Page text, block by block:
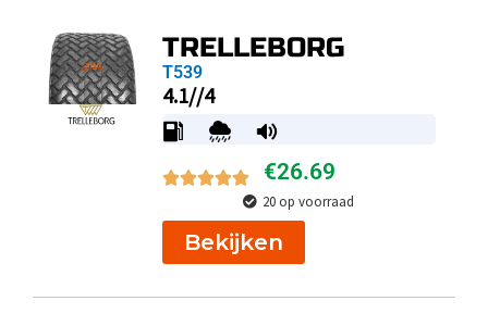
TRELLEBORG
T539
4.1//4
€26.69
20 op voorraad
Bekijken